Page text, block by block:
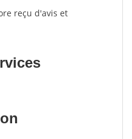
reçu d'avis et